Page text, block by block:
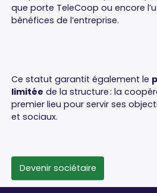
que porte TeleCoop ou encore
bénéfices de l’entreprise.
Ce statut garantit également le
limitée de la structure : la
premier lieu pour servir ses
et sociaux.
Devenir sociétaire